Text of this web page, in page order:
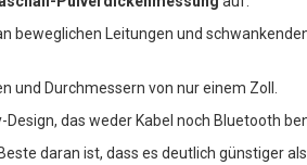
beweglichen Leitungen und
und Durchmessern von nur einem Zoll.
das weder Kabel noch Bluetooth
daran ist, dass es deutlich günstiger